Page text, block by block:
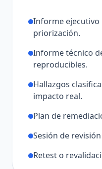
Informe
priorización.
Informe técnico
reproducibles.
Hallazgos
impacto real.
Plan de
Sesión de
Retest o